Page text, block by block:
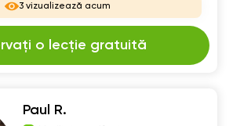
3 vizualizează acum
o lecție gratuită
Paul R.